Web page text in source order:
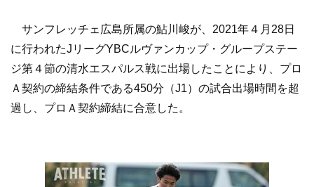
サンフレッチェ広島所属の鮎川峻が、2021年４月28日
に行われたJリーグYBCルヴァンカップ・グループステー
ジ第４節の清水エスパルス戦に出場したことにより、プロ
Ａ契約の締結条件である450分（J1）の試合出場時間を超
過し、プロＡ契約締結に合意した。